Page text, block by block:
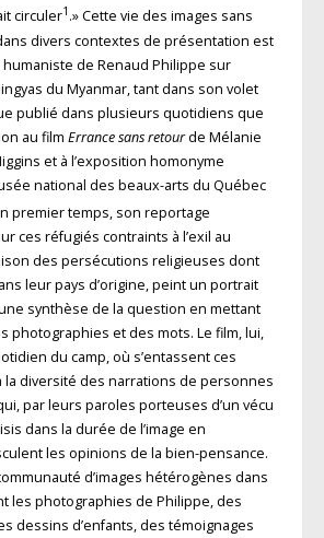
circuler1 .» Cette vie des images sans
divers contextes de présentation est
de Renaud Philippe sur
du Myanmar, tant dans son volet
publié dans plusieurs quotidiens que
au film Errance sans retourde Mélanie
et à l’exposition homonyme
national des beaux-arts du Québec
premier temps, son reportage
ces réfugiés contraints à l’exil au
des persécutions religieuses dont
leur pays d’origine, peint un portrait
synthèse de la question en mettant
photographies et des mots. Le film, lui,
du camp, où s’entassent ces
la diversité des narrations de personnes
par leurs paroles porteuses d’un vécu
dans la durée de l’image en
les opinions de la bien-pensance.
d’images hétérogènes dans
les photographies de Philippe, des
dessins d’enfants, des témoignages